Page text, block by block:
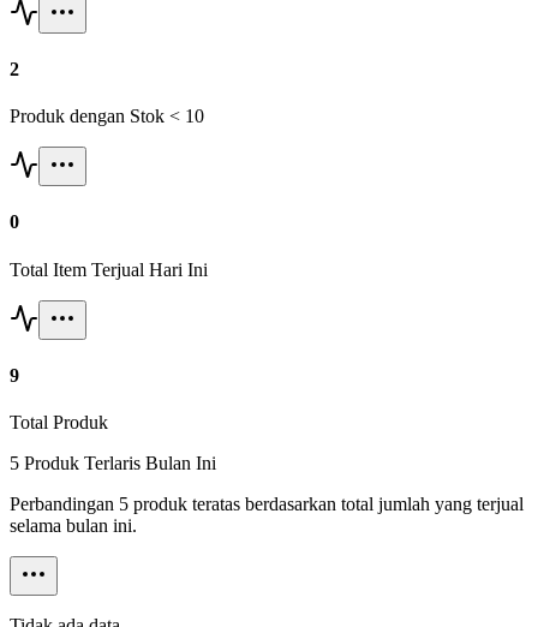
2
Produk dengan Stok < 10
0
Total Item Terjual Hari Ini
9
Total Produk
5 Produk Terlaris Bulan Ini
Perbandingan 5 produk teratas berdasarkan total jumlah yang terjual
selama bulan ini.